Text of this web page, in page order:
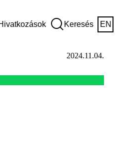
Keresés EN
2024.11.04.